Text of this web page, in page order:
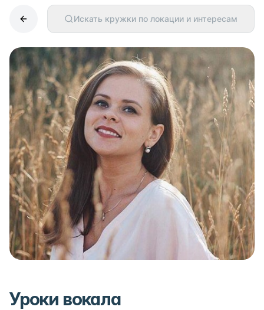
Искать кружки по локации и интересам
Уроки вокала